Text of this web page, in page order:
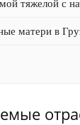
тяжелой с
матери в